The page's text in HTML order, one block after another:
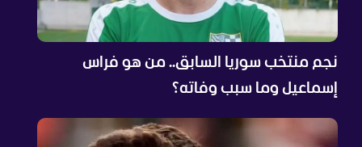
نجم منتخب سوريا السابق.. من هو فراس
إسماعيل وما سبب وفاته؟